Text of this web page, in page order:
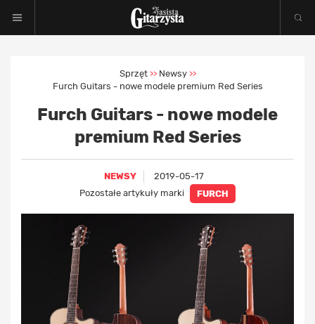
Sprzęt >> Newsy >>
Furch Guitars - nowe modele premium Red Series
Furch Guitars - nowe modele
premium Red Series
NEWSY
2019-05-17
Pozostałe artykuły marki
FURCH